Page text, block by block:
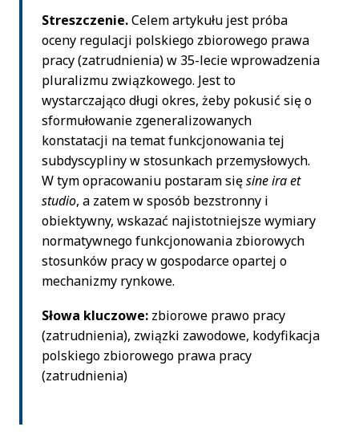
Streszczenie.Celem artykułu jest próba
oceny regulacji polskiego zbiorowego prawa
pracy (zatrudnienia) w 35-lecie wprowadzenia
pluralizmu związkowego. Jest to
wystarczająco długi okres, żeby pokusić się o
sformułowanie zgeneralizowanych
konstatacji na temat funkcjonowania tej
subdyscypliny w stosunkach przemysłowych.
W tym opracowaniu postaram sięsine ira et
studio, a zatem w sposób bezstronny i
obiektywny, wskazać najistotniejsze wymiary
normatywnego funkcjonowania zbiorowych
stosunków pracy w gospodarce opartej o
mechanizmy rynkowe.
Słowa kluczowe: zbiorowe prawo pracy
(zatrudnienia), związki zawodowe, kodyfikacja
polskiego zbiorowego prawa pracy
(zatrudnienia)